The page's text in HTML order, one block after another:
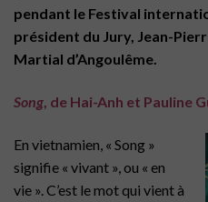
pendant le Festival
président du Jury, Jean-
Martial d’Angoulême.
Song , de Hai-Anh et Pauline
En vietnamien, « Song »
signifie « vivant », ou « en
vie ». C’est le mot qui vient à